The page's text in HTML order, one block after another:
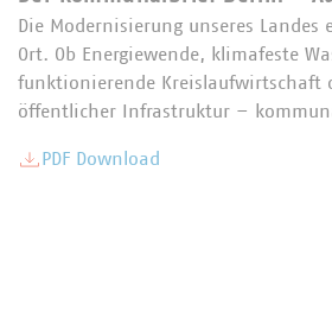
Die Modernisierung unseres
Ort. Ob Energiewende, klimafeste
funktionierende Kreislaufwirtschaft
öffentlicher Infrastruktur –
PDF Download